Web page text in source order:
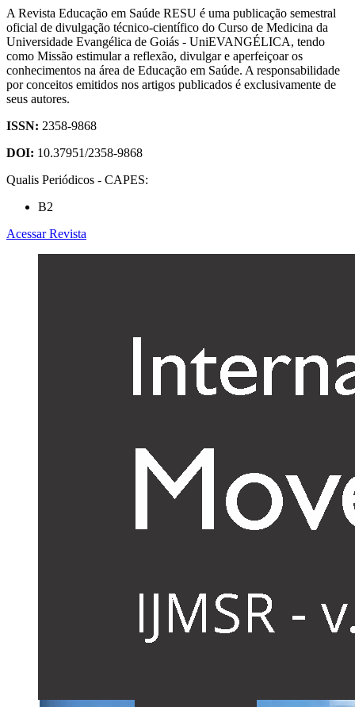
A Revista Educação em Saúde RESU é uma publicação semestral
oficial de divulgação técnico-científico do Curso de Medicina da
Universidade Evangélica de Goiás - UniEVANGÉLICA, tendo
como Missão estimular a reflexão, divulgar e aperfeiçoar os
conhecimentos na área de Educação em Saúde. A responsabilidade
por conceitos emitidos nos artigos publicados é exclusivamente de
seus autores.
ISSN: 2358-9868
DOI: 10.37951/2358-9868
Qualis Periódicos - CAPES:
B2
Acessar Revista